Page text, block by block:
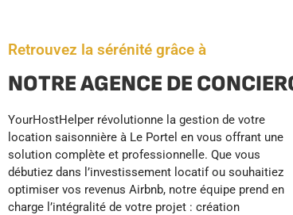
Retrouvez la sérénité grâce à
NOTRE AGENCE DE
YourHostHelper révolutionne la gestion de votre
location saisonnière à Le Portel en vous offrant une
solution complète et professionnelle. Que vous
débutiez dans l’investissement locatif ou souhaitiez
optimiser vos revenus Airbnb, notre équipe prend en
charge l’intégralité de votre projet : création
des réservations. Nous assurons également
l’accueil et l’assistance voyageurs 24h/7, le
nettoyage professionnel, l’entretien du linge, la
maintenance préventive et le réapprovisionnement
automatique de votre bien. Grâce à nos standards
hôteliers et services de conciergerie premium, vos
positionnement haut de gamme. Libérez-vous des
contraintes quotidiennes chronophages et profitez
de revenus sécurisés et maximisés, avec plus de
temps libre et moins de stress pour vous concentrer